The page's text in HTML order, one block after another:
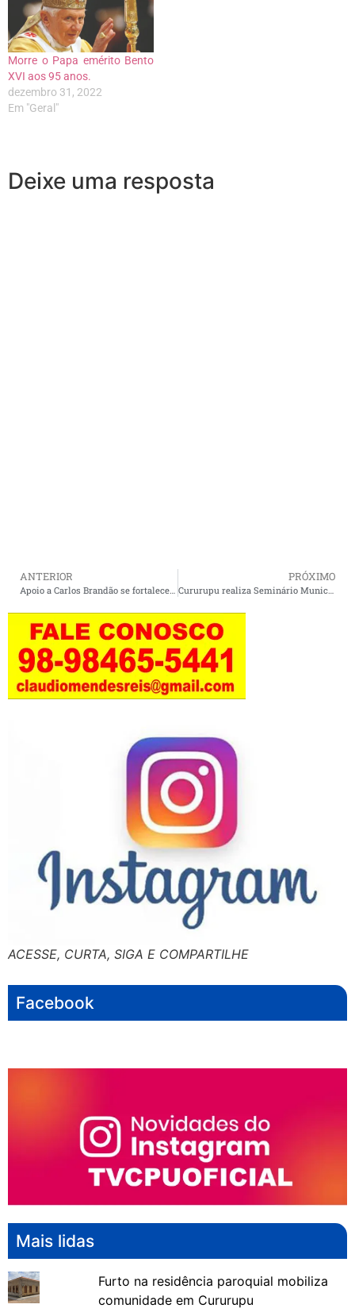
Morre o Papa emérito Bento
XVI aos 95 anos.
dezembro 31, 2022
Em "Geral"
Deixe uma resposta
ANTERIOR PRÓXIMO
Cururupu realiza Seminário Municipal de Combate à Violência Doméstica e ao Feminicídio.
ACESSE, CURTA, SIGA E COMPARTILHE
Facebook
Mais lidas
Furto na residência paroquial mobiliza
comunidade em Cururupu